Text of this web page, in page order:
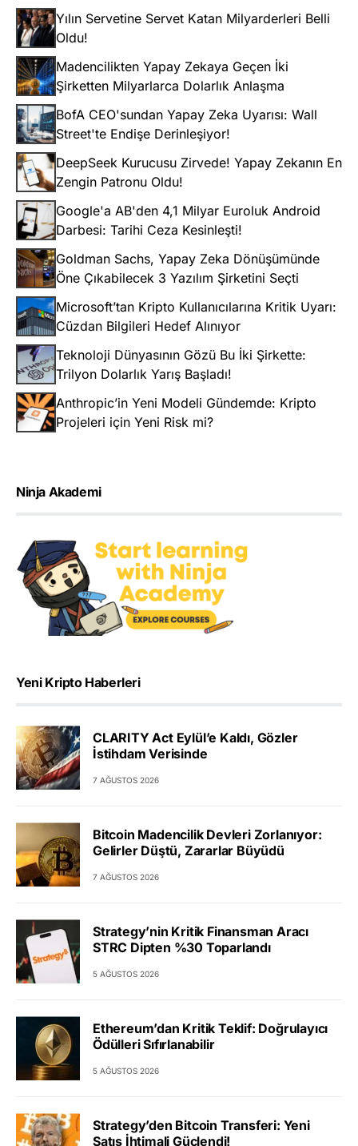
Yılın Servetine Servet Katan Milyarderleri Belli
Oldu!
Madencilikten Yapay Zekaya Geçen İki
Şirketten Milyarlarca Dolarlık Anlaşma
BofA CEO'sundan Yapay Zeka Uyarısı: Wall
Street'te Endişe Derinleşiyor!
DeepSeek Kurucusu Zirvede! Yapay Zekanın En
Zengin Patronu Oldu!
Google'a AB'den 4,1 Milyar Euroluk Android
Darbesi: Tarihi Ceza Kesinleşti!
Goldman Sachs, Yapay Zeka Dönüşümünde
Öne Çıkabilecek 3 Yazılım Şirketini Seçti
Microsoft’tan Kripto Kullanıcılarına Kritik Uyarı:
Cüzdan Bilgileri Hedef Alınıyor
Teknoloji Dünyasının Gözü Bu İki Şirkette:
Trilyon Dolarlık Yarış Başladı!
Anthropic’in Yeni Modeli Gündemde: Kripto
Projeleri için Yeni Risk mi?
Ninja Akademi
Yeni Kripto Haberleri
CLARITY Act Eylül’e Kaldı, Gözler
İstihdam Verisinde
7 AĞUSTOS 2026
Bitcoin Madencilik Devleri Zorlanıyor:
Gelirler Düştü, Zararlar Büyüdü
7 AĞUSTOS 2026
Strategy’nin Kritik Finansman Aracı
STRC Dipten %30 Toparlandı
5 AĞUSTOS 2026
Ethereum’dan Kritik Teklif: Doğrulayıcı
Ödülleri Sıfırlanabilir
5 AĞUSTOS 2026
Strategy’den Bitcoin Transferi: Yeni
Satış İhtimali Güçlendi!